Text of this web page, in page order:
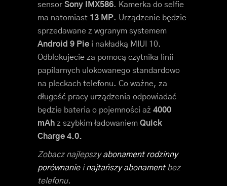
sensor Sony IMX586. Kamerka do selfie
ma natomiast 13 MP. Urządzenie będzie
sprzedawane z wgranym systemem
Android 9 Pie i nakładką MIUI 10.
Odblokujecie za pomocą czytnika linii
papilarnych ulokowanego standardowo
na pleckach telefonu. Co ważne, za
długość pracy urządzenia odpowiadać
będzie bateria o pojemności aż 4000
mAh z szybkim ładowaniem Quick
Charge 4.0.
Zobacz najlepszyabonament rodzinny
porównanieinajtańszy abonamentbez
telefonu.